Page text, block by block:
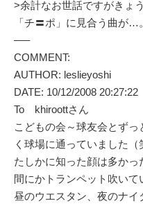
>余計なお世話ですがきょ
「チ〓ポ」に見合う曲が…。
—–
COMMENT:
AUTHOR: leslieyoshi
DATE: 10/12/2008 20:27:22
To khiroottさん
こどもの会～球友会とず
く球場に通っていました（
たしかに知った顔は多か
間にかトランペット吹いて
昼のウエスタン、夜のナ